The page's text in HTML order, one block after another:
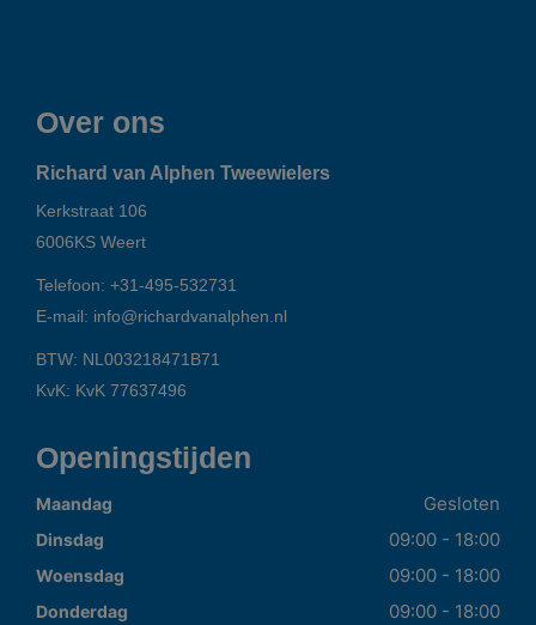
Over ons
Richard van Alphen Tweewielers
Kerkstraat 106
6006KS Weert
Telefoon: +31-495-532731
E-mail: info@richardvanalphen.nl
BTW: NL003218471B71
KvK: KvK 77637496
Openingstijden
Maandag Gesloten
Dinsdag 09:00 - 18:00
Woensdag 09:00 - 18:00
Donderdag 09:00 - 18:00